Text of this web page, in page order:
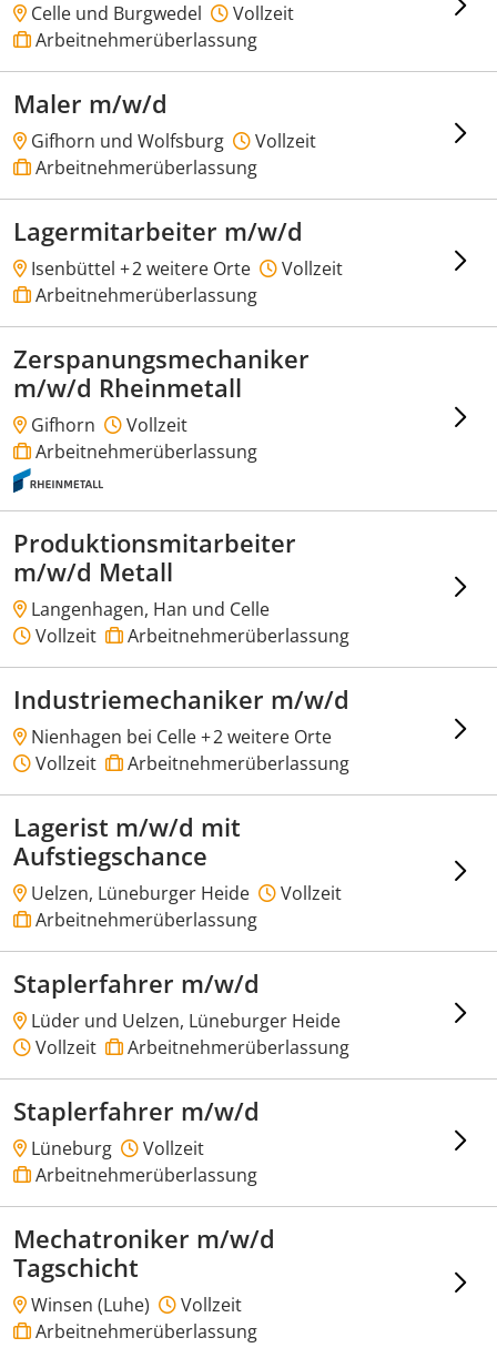
Celle und Burgwedel
Vollzeit
Arbeitnehmerüberlassung
Maler m/w/d
Gifhorn und Wolfsburg
Vollzeit
Arbeitnehmerüberlassung
Lagermitarbeiter m/w/d
Isenbüttel +2 weitere Orte
Vollzeit
Arbeitnehmerüberlassung
Zerspanungsmechaniker
m/w/d Rheinmetall
Gifhorn
Vollzeit
Arbeitnehmerüberlassung
Produktionsmitarbeiter
m/w/d Metall
Langenhagen, Han und Celle
Vollzeit
Arbeitnehmerüberlassung
Industriemechaniker m/w/d
Nienhagen bei Celle +2 weitere Orte
Vollzeit
Arbeitnehmerüberlassung
Lagerist m/w/d mit
Aufstiegschance
Uelzen, Lüneburger Heide
Vollzeit
Arbeitnehmerüberlassung
Staplerfahrer m/w/d
Lüder und Uelzen, Lüneburger Heide
Vollzeit
Arbeitnehmerüberlassung
Staplerfahrer m/w/d
Lüneburg
Vollzeit
Arbeitnehmerüberlassung
Mechatroniker m/w/d
Tagschicht
Winsen (Luhe)
Vollzeit
Arbeitnehmerüberlassung